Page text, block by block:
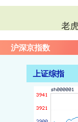
老
沪深京指数
上证综指